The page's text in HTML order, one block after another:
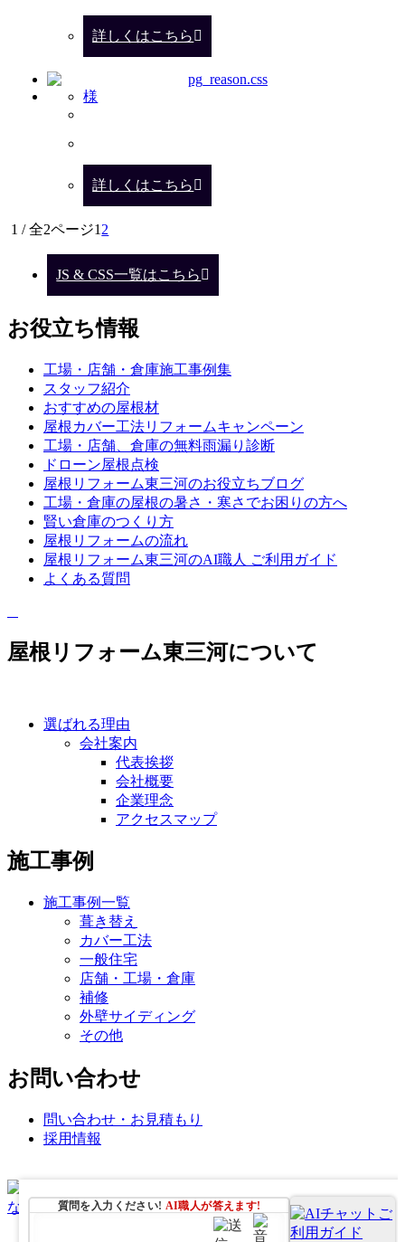
詳しくはこちら
様
詳しくはこちら
1 / 全2ページ1 2
JS & CSS一覧はこちら
お役立ち情報
工場・店舗・倉庫施工事例集
スタッフ紹介
おすすめの屋根材
屋根カバー工法リフォームキャンペーン
工場・店舗、倉庫の無料雨漏り診断
ドローン屋根点検
屋根リフォーム東三河のお役立ちブログ
工場・倉庫の屋根の暑さ・寒さでお困りの方へ
賢い倉庫のつくり方
屋根リフォームの流れ
屋根リフォーム東三河のAI職人 ご利用ガイド
よくある質問
屋根リフォーム東三河について
選ばれる理由
会社案内
代表挨拶
会社概要
企業理念
アクセスマップ
施工事例
施工事例一覧
葺き替え
カバー工法
一般住宅
店舗・工場・倉庫
補修
外壁サイディング
その他
お問い合わせ
問い合わせ・お見積もり
採用情報
質問を入力ください! AI職人が答えます!